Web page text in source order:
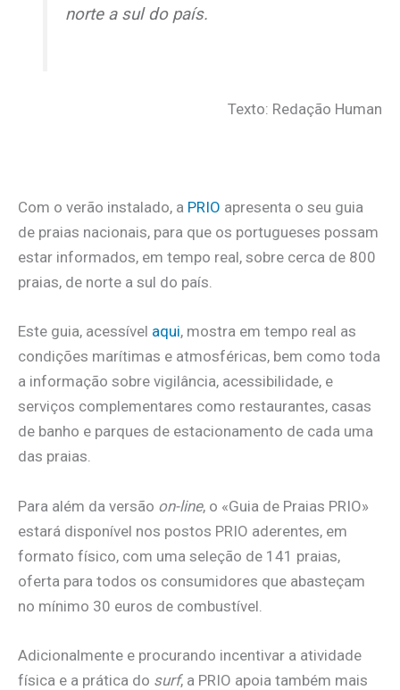
norte a sul do país.
Texto: Redação Human
Com o verão instalado, a PRIO apresenta o seu guia
de praias nacionais, para que os portugueses possam
estar informados, em tempo real, sobre cerca de 800
praias, de norte a sul do país.
Este guia, acessível aqui, mostra em tempo real as
condições marítimas e atmosféricas, bem como toda
a informação sobre vigilância, acessibilidade, e
serviços complementares como restaurantes, casas
de banho e parques de estacionamento de cada uma
das praias.
Para além da versão on-line, o «Guia de Praias PRIO»
estará disponível nos postos PRIO aderentes, em
formato físico, com uma seleção de 141 praias,
oferta para todos os consumidores que abasteçam
no mínimo 30 euros de combustível.
Adicionalmente e procurando incentivar a atividade
física e a prática do surf, a PRIO apoia também mais